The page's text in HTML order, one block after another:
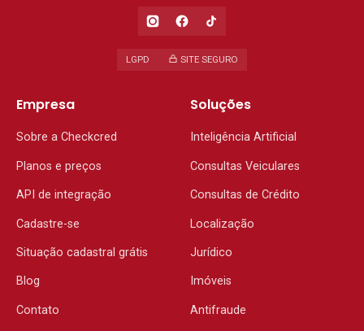
LGPD SITE SEGURO
Soluções
Inteligência Artificial
Consultas Veiculares
Consultas de Crédito
Localização
Jurídico
Imóveis
Antifraude
Empresa
Sobre a Checkcred
Planos e preços
API de integração
Cadastre-se
Situação cadastral grátis
Blog
Contato